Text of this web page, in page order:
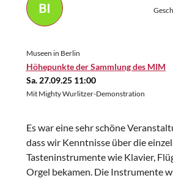
BI
Museen in Berlin
Höhepunkte der Sammlung des MIM
Sa. 27.09.25 11:00
Mit Mighty Wurlitzer-Demonstration
Es war eine sehr schöne
dass wir Kenntnisse über die
Tasteninstrumente wie Klavier,
Orgel bekamen. Die Instrumente